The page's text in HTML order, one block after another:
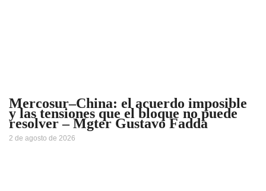
Mercosur–China: el acuerdo imposible
y las tensiones que el bloque no puede
resolver – Mgter Gustavo Fadda
2 de agosto de 2026